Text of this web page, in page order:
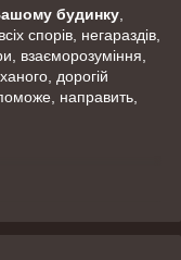
будинку
спорів, негараздів,
взаєморозуміння,
дорогій
направить,